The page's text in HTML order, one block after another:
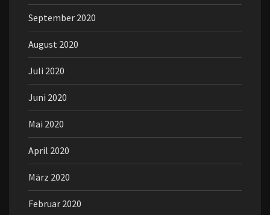
September 2020
August 2020
Juli 2020
Juni 2020
Mai 2020
April 2020
März 2020
Februar 2020